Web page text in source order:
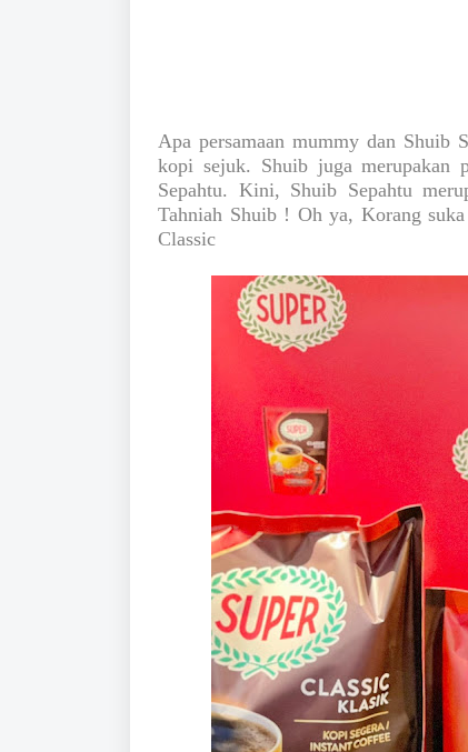
Apa persamaan mummy dan Shuib
kopi sejuk. Shuib juga merupakan
Sepahtu. Kini, Shuib Sepahtu
Tahniah Shuib ! Oh ya, Korang
Classic